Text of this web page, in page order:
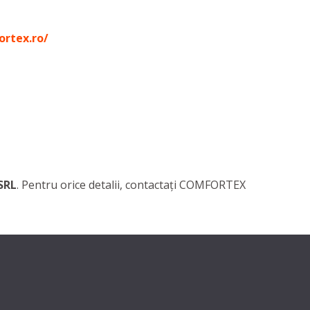
. Pentru orice detalii, contactaţi COMFORTEX